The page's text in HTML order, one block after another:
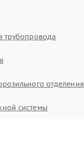
трубопровода
отделения
системы